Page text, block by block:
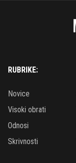
RUBRIKE:
Novice
Visoki obrati
Odnosi
Skrivnosti